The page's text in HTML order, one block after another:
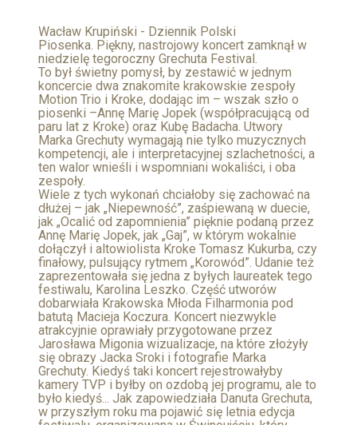
Wacław Krupiński - Dziennik Polski
Piosenka. Piękny, nastrojowy koncert zamknął w
niedzielę tegoroczny Grechuta Festival.
To był świetny pomysł, by zestawić w jednym
koncercie dwa znakomite krakowskie zespoły
Motion Trio i Kroke, dodając im – wszak szło o
piosenki –Annę Marię Jopek (współpracującą od
paru lat z Kroke) oraz Kubę Badacha. Utwory
Marka Grechuty wymagają nie tylko muzycznych
kompetencji, ale i interpretacyjnej szlachetności, a
ten walor wnieśli i wspomniani wokaliści, i oba
zespoły.
Wiele z tych wykonań chciałoby się zachować na
dłużej – jak „Niepewność”, zaśpiewaną w duecie,
jak „Ocalić od zapomnienia” pięknie podaną przez
Annę Marię Jopek, jak „Gaj”, w którym wokalnie
dołączył i altowiolista Kroke Tomasz Kukurba, czy
finałowy, pulsujący rytmem „Korowód”. Udanie też
zaprezentowała się jedna z byłych laureatek tego
festiwalu, Karolina Leszko. Część utworów
dobarwiała Krakowska Młoda Filharmonia pod
batutą Macieja Koczura. Koncert niezwykle
atrakcyjnie oprawiały przygotowane przez
Jarosława Migonia wizualizacje, na które złożyły
się obrazy Jacka Sroki i fotografie Marka
Grechuty. Kiedyś taki koncert rejestrowałyby
kamery TVP i byłby on ozdobą jej programu, ale to
było kiedyś... Jak zapowiedziała Danuta Grechuta,
w przyszłym roku ma pojawić się letnia edycja